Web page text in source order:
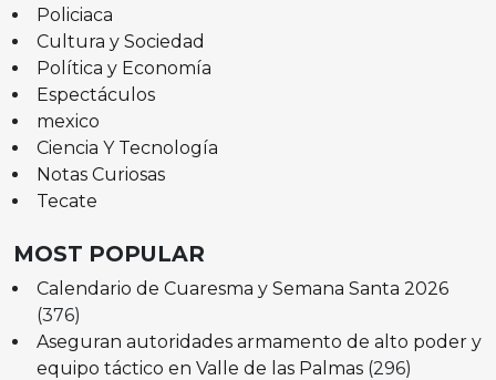
Policiaca
Cultura y Sociedad
Política y Economía
Espectáculos
mexico
Ciencia Y Tecnología
Notas Curiosas
Tecate
MOST POPULAR
Calendario de Cuaresma y Semana Santa 2026
(376)
Aseguran autoridades armamento de alto poder y
equipo táctico en Valle de las Palmas (296)